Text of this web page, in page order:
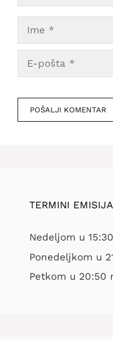
pošta
mesto
TERMINI EMISIJA
Nedeljom u
Ponedeljkom u
Petkom u 20:50